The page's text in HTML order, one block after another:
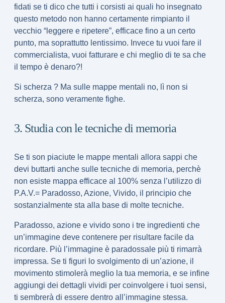
fidati se ti dico che tutti i corsisti ai quali ho insegnato
questo metodo non hanno certamente rimpianto il
vecchio “leggere e ripetere”, efficace fino a un certo
punto, ma soprattutto lentissimo. Invece tu vuoi fare il
commercialista, vuoi fatturare e chi meglio di te sa che
il tempo è denaro?!
Si scherza ? Ma sulle mappe mentali no, lì non si
scherza, sono veramente fighe.
3. Studia con le tecniche di memoria
Se ti son piaciute le mappe mentali allora sappi che
devi buttarti anche sulle tecniche di memoria, perchè
non esiste mappa efficace al 100% senza l’utilizzo di
P.A.V.= Paradosso, Azione, Vivido, il principio che
sostanzialmente sta alla base di molte tecniche.
Paradosso, azione e vivido sono i tre ingredienti che
un’immagine deve contenere per risultare facile da
ricordare. Più l’immagine è paradossale più ti rimarrà
impressa. Se ti figuri lo svolgimento di un’azione, il
movimento stimolerà meglio la tua memoria, e se infine
aggiungi dei dettagli vividi per coinvolgere i tuoi sensi,
ti sembrerà di essere dentro all’immagine stessa.